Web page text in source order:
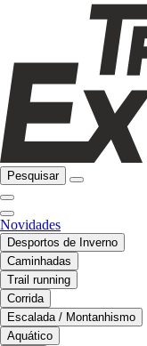
Pesquisar
Novidades
Desportos de Inverno
Caminhadas
Trail running
Corrida
Escalada / Montanhismo
Aquático